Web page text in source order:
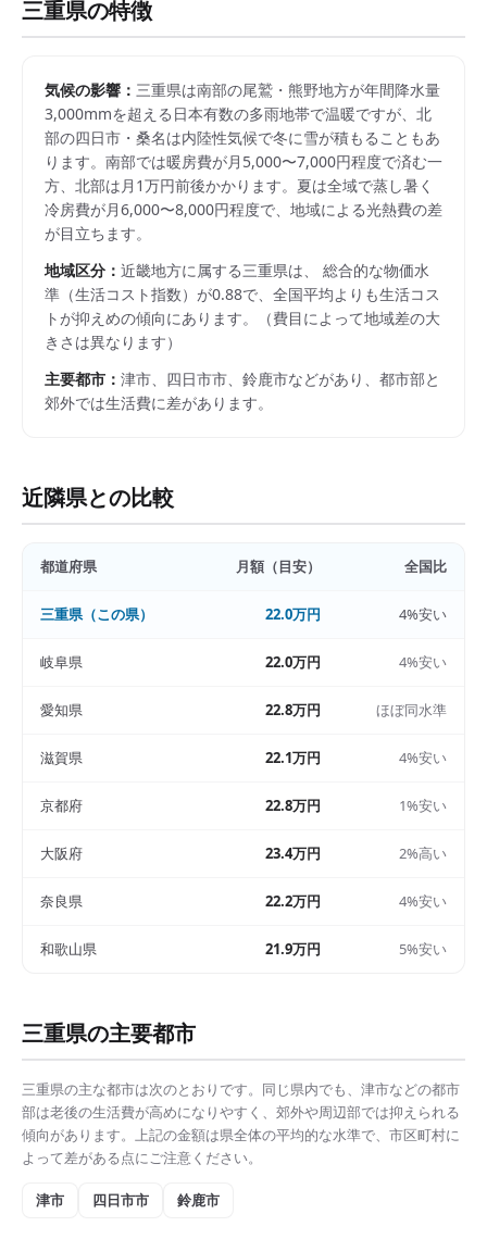
三重県の特徴
気候の影響： 三重県は南部の尾鷲・熊野地方が年間降水量
3,000mmを超える日本有数の多雨地帯で温暖ですが、北
部の四日市・桑名は内陸性気候で冬に雪が積もることもあ
ります。南部では暖房費が月5,000〜7,000円程度で済む一
方、北部は月1万円前後かかります。夏は全域で蒸し暑く
冷房費が月6,000〜8,000円程度で、地域による光熱費の差
が目立ちます。
地域区分： 近畿地方に属する三重県は、 総合的な物価水
準（生活コスト指数）が0.88で、 全国平均よりも生活コス
トが抑えめの傾向にあります。
（費目によって地域差の大
きさは異なります）
主要都市： 津市、四日市市、鈴鹿市などがあり、都市部と
郊外では生活費に差があります。
近隣県との比較
都道府県 月額（目安） 全国比
三重県（この県） 22.0万円 4%安い
岐阜県 22.0万円 4%安い
愛知県 22.8万円 ほぼ同水準
滋賀県 22.1万円 4%安い
京都府 22.8万円 1%安い
大阪府 23.4万円 2%高い
奈良県 22.2万円 4%安い
和歌山県 21.9万円 5%安い
三重県の主要都市
三重県の主な都市は次のとおりです。同じ県内でも、 津市などの都市
部は老後の生活費が高めになりやすく、郊外や周辺部では抑えられる
傾向があります。上記の金額は県全体の平均的な水準で、市区町村に
よって差がある点にご注意ください。
津市 四日市市 鈴鹿市